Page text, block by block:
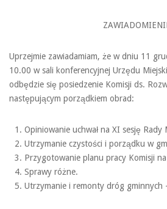
Uprzejmie zawiadamiam, że w dniu 11
10.00 w sali konferencyjnej Urzędu
odbędzie się posiedzenie Komisji ds.
następującym porządkiem obrad:
Opiniowanie uchwał na XI sesję Rady
Utrzymanie czystości i porządku w
Przygotowanie planu pracy Komisji
Sprawy różne.
Utrzymanie i remonty dróg gminnych